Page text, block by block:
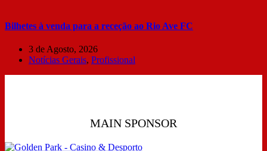
Bilhetes à venda para a receção ao Rio Ave FC
3 de Agosto, 2026
Notícias Gerais, Profissional
MAIN SPONSOR